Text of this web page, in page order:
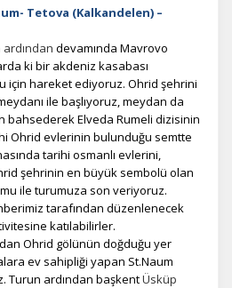
Tetova (Kalkandelen) –
ardından devamında Mavrovo
ki bir akdeniz kasabası
için hareket ediyoruz. Ohrid şehrini
ile başlıyoruz, meydan da
bahsederek Elveda Rumeli dizisinin
Ohrid evlerinin bulunduğu semtte
tarihi osmanlı evlerini,
şehrinin en büyük sembolü olan
ile turumuza son veriyoruz.
tarafından düzenlenecek
katılabilirler.
Ohrid gölünün doğduğu yer
ev sahipliği yapan St.Naum
Turun ardından başkentÜsküp